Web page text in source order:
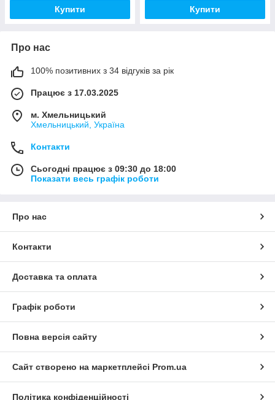
Купити Купити
Про нас
100% позитивних з 34 відгуків за рік
Працює з 17.03.2025
м. Хмельницький
Хмельницький, Україна
Контакти
Сьогодні працює з 09:30 до 18:00
Показати весь графік роботи
Про нас
Контакти
Доставка та оплата
Графік роботи
Повна версія сайту
Сайт створено на маркетплейсі Prom.ua
Політика конфіденційності